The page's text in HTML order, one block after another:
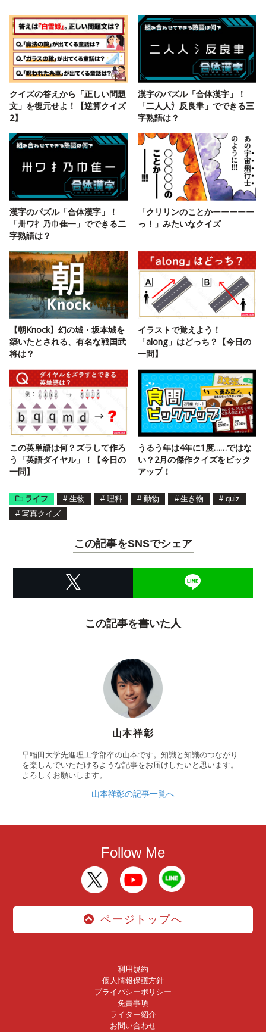
クイズの答えから「正しい問題
文」を復元せよ！【逆算クイズ
2】
漢字のパズル「合体漢字」！
「二人人氵反良聿」でできる三
字熟語は？
漢字のパズル「合体漢字」！
「卅ワ扌乃巾隹一」でできる二
字熟語は？
「クリリンのことかーーーーー
っ！」みたいなクイズ
【朝Knock】幻の城・坂本城を
築いたとされる、有名な戦国武
将は？
イラストで覚えよう！
「along」はどっち？【今日の
一問】
この英単語は何？ズラして作ろ
う「英語ダイヤル」！【今日の
一問】
うるう年は4年に1度……ではな
い？2月の傑作クイズをピック
アップ！
ライフ # 生物 # 理科 # 動物 # 生き物 # quiz
# 写真クイズ
この記事をSNSでシェア
この記事を書いた人
山本祥彰
早稲田大学先進理工学部卒の山本です。知識と知識のつながり
を楽しんでいただけるような記事をお届けしたいと思います。
よろしくお願いします。
山本祥彰の記事一覧へ
Follow Me
ページトップへ
利用規約
個人情報保護方針
プライバシーポリシー
免責事項
ライター紹介
お問い合わせ